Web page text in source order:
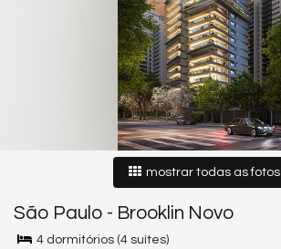
mostrar todas as fotos
São Paulo - Brooklin Novo
4 dormitórios (4 suítes)